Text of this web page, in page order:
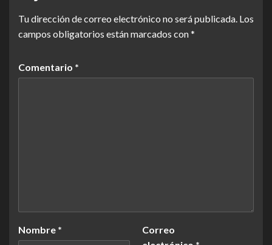
Tu dirección de correo electrónico no será publicada. Los
campos obligatorios están marcados con*
Comentario *
Nombre *
Correo